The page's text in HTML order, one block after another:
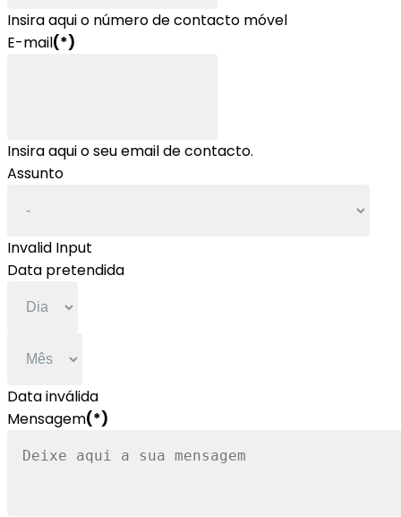
Insira aqui o número de contacto móvel
E-mail(*)
Insira aqui o seu email de contacto.
Assunto
Invalid Input
Data pretendida
Data inválida
Mensagem(*)